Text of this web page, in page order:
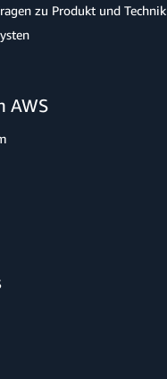
zu Produkt und Technik
AWS